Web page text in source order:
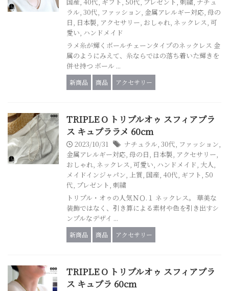
ラル, 30代, ファッション, 金属アレルギー対応, 母の
日, 日本製, アクセサリー, おしゃれ, ネックレス, 可
愛い, ハンドメイド
ラメ糸が輝くボールチェーンタイプのネックレス 金
属のようにみえて、糸ならではの落ち着いた輝きを
併せ持つ ボール ...
新商品 商品 アクセサリー
TRIPLE O トリプルオゥ スフィアプラ
ス キュプララメ 60cm
2023/10/31 ナチュラル, 30代, ファッション,
金属アレルギー対応, 母の日, 日本製, アクセサリー,
おしゃれ, ネックレス, 可愛い, ハンドメイド, 大人,
メイドインジャパン, 上質, 国産, 40代, ギフト, 50
代, プレゼント, 刺繍
トリプル・オゥの人気ＮＯ.１ ネックレス。 華美な
装飾ではなく、引き算による素材や色を引き出すシ
ンプルなデザイ ...
新商品 商品 アクセサリー
TRIPLE O トリプルオゥ スフィアプラ
ス キュプラ 60cm